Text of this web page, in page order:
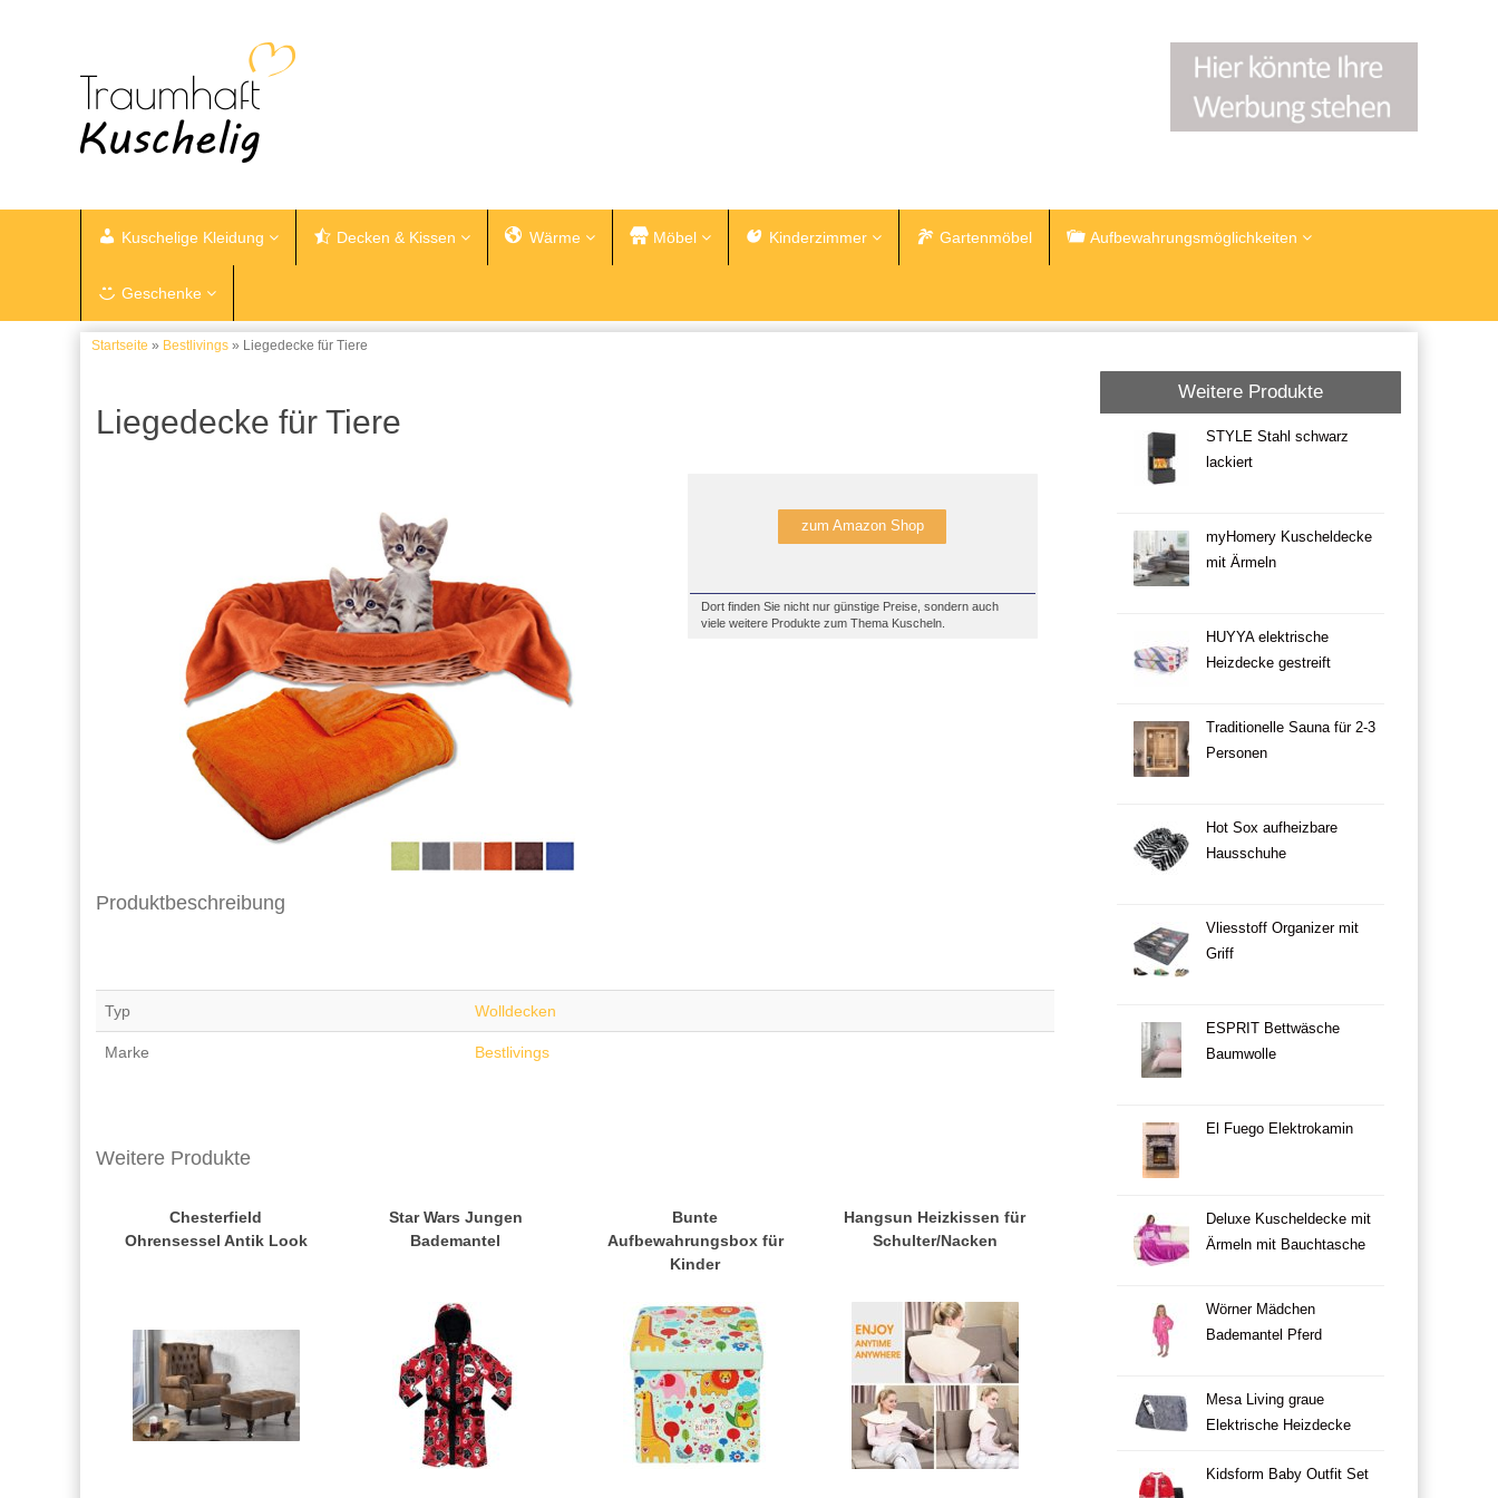
Kuschelige Kleidung Decken & Kissen Wärme Möbel Kinderzimmer Gartenmöbel Aufbewahrungsmöglichkeiten
Geschenke
Startseite » Bestlivings » Liegedecke für Tiere
Liegedecke für Tiere
zum Amazon Shop
Dort finden Sie nicht nur günstige Preise, sondern auch
viele weitere Produkte zum Thema Kuscheln.
Produktbeschreibung
Typ Wolldecken
Marke Bestlivings
Weitere Produkte
Chesterfield
Ohrensessel Antik Look
Star Wars Jungen
Bademantel
Bunte
Aufbewahrungsbox für
Kinder
Hangsun Heizkissen für
Schulter/Nacken
Weitere Produkte
STYLE Stahl schwarz
lackiert
myHomery Kuscheldecke
mit Ärmeln
HUYYA elektrische
Heizdecke gestreift
Traditionelle Sauna für 2-3
Personen
Hot Sox aufheizbare
Hausschuhe
Vliesstoff Organizer mit
Griff
ESPRIT Bettwäsche
Baumwolle
El Fuego Elektrokamin
Deluxe Kuscheldecke mit
Ärmeln mit Bauchtasche
Wörner Mädchen
Bademantel Pferd
Mesa Living graue
Elektrische Heizdecke
Kidsform Baby Outfit Set